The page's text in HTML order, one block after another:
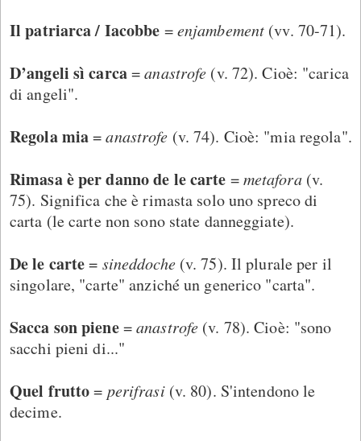
Il patriarca / Iacobbe =enjambement (vv. 70-71).
D’angeli sì carca=anastrofe (v. 72). Cioè: "carica
di angeli".
Regola mia=anastrofe (v. 74). Cioè: "mia regola".
Rimasa è per danno de le carte =metafora (v.
75). Significa che è rimasta solo uno spreco di
carta (le carte non sono state danneggiate).
De le carte= sineddoche (v. 75). Il plurale per il
singolare, "carte" anziché un generico "carta".
Sacca son piene=anastrofe (v. 78). Cioè: "sono
sacchi pieni di..."
Quel frutto= perifrasi (v. 80). S'intendono le
decime.